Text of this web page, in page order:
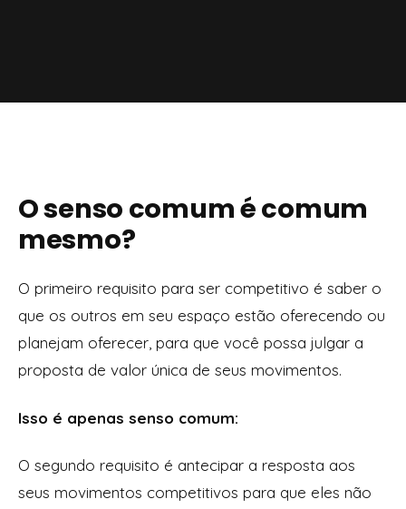
O senso comum é comum
mesmo?
O primeiro requisito para ser competitivo é saber o
que os outros em seu espaço estão oferecendo ou
planejam oferecer, para que você possa julgar a
proposta de valor única de seus movimentos.
Isso é apenas senso comum:
O segundo requisito é antecipar a resposta aos
seus movimentos competitivos para que eles não